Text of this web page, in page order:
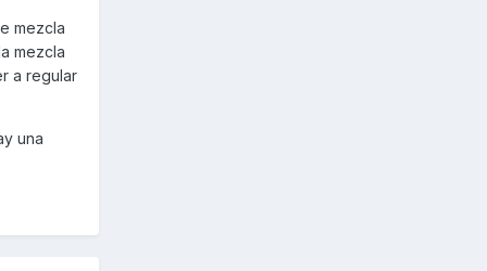
mezcla
mezcla
a regular
una